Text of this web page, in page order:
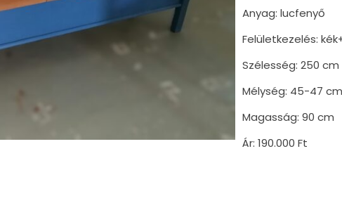
Anyag: lucfenyő
Felületkezelés:
Szélesség: 250 cm
Mélység: 45-47 cm
Magasság: 90 cm
Ár: 190.000 Ft